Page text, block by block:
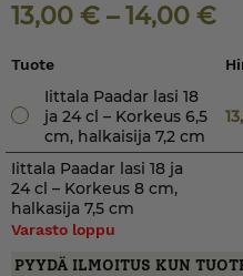
13,00 € –14,00 €
Tuote
Iittala Paadar lasi 18
ja 24 cl – Korkeus 6,5
cm, halkaisija 7,2 cm
Iittala Paadar lasi 18 ja
24 cl – Korkeus 8 cm,
halkasija 7,5 cm
Varasto loppu
PYYDÄ ILMOITUS KUN